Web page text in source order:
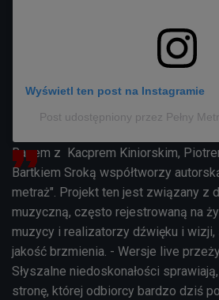
Wyświetl ten post na Instagramie
Post udostępniony przez Pełny
Razem z Kacprem Kiniorskim,
Bartkiem Sroką współtworzy
metraż". Projekt ten jest związany z
muzyczną, często rejestrowaną na
muzycy i realizatorzy dźwięku i
jakość brzmienia. - Wersje live
Słyszalne niedoskonałości
stronę, której odbiorcy bardzo dziś